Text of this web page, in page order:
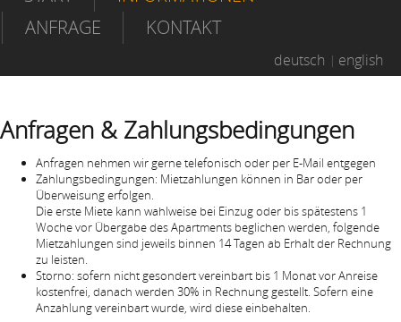
ANFRAGE
KONTAKT
deutsch english
Anfragen & Zahlungsbedingungen
Anfragen nehmen wir gerne telefonisch oder per E-Mail entgegen
Zahlungsbedingungen: Mietzahlungen können in Bar oder per
Überweisung erfolgen.
Die erste Miete kann wahlweise bei Einzug oder bis spätestens 1
Woche vor Übergabe des Apartments beglichen werden, folgende
Mietzahlungen sind jeweils binnen 14 Tagen ab Erhalt der Rechnung
zu leisten.
Storno: sofern nicht gesondert vereinbart bis 1 Monat vor Anreise
kostenfrei, danach werden 30% in Rechnung gestellt. Sofern eine
Anzahlung vereinbart wurde, wird diese einbehalten.